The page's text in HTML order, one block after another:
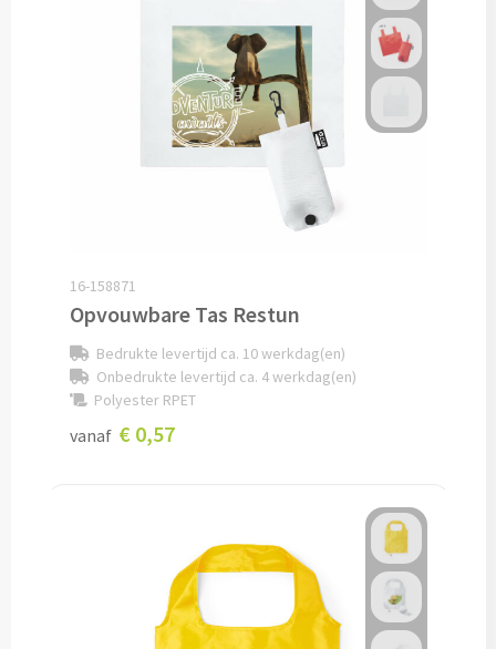
Veiligheidshesjes bedrukken
Veiligheidshesjes kinderen bedrukken
Zadelhoesjes bedrukken
Fietslampjes bedrukken
Fietsbellen bedrukken
Fietstassen bedrukken
Custom made
16-158871
Opvouwbare Tas Restun
Bedrukte levertijd ca. 10 werkdag(en)
Onbedrukte levertijd ca. 4 werkdag(en)
Polyester RPET
vanaf € 0,57